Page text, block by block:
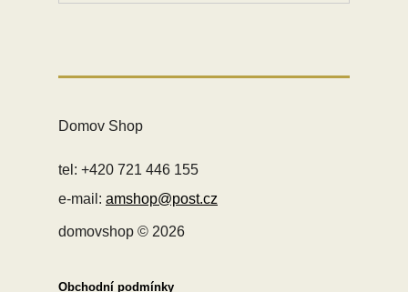
Domov Shop
tel: +420 721 446 155
e-mail: amshop@post.cz
domovshop © 2026
Obchodní podmínky